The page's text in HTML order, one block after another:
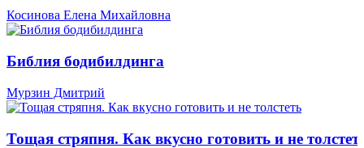
Косинова Елена Михайловна
Библия бодибилдинга
Мурзин Дмитрий
Тощая стряпня. Как вкусно готовить и не